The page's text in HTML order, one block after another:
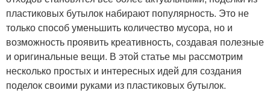
пластиковых бутылок набирают популярность. Это не
только способ уменьшить количество мусора, но и
возможность проявить креативность, создавая полезные
и оригинальные вещи. В этой статье мы рассмотрим
несколько простых и интересных идей для создания
поделок своими руками из пластиковых бутылок.